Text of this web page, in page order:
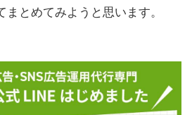
とめてみようと思います。